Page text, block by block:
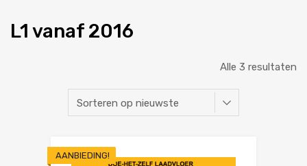
L1 vanaf 2016
Alle 3 resultaten
AANBIEDING!